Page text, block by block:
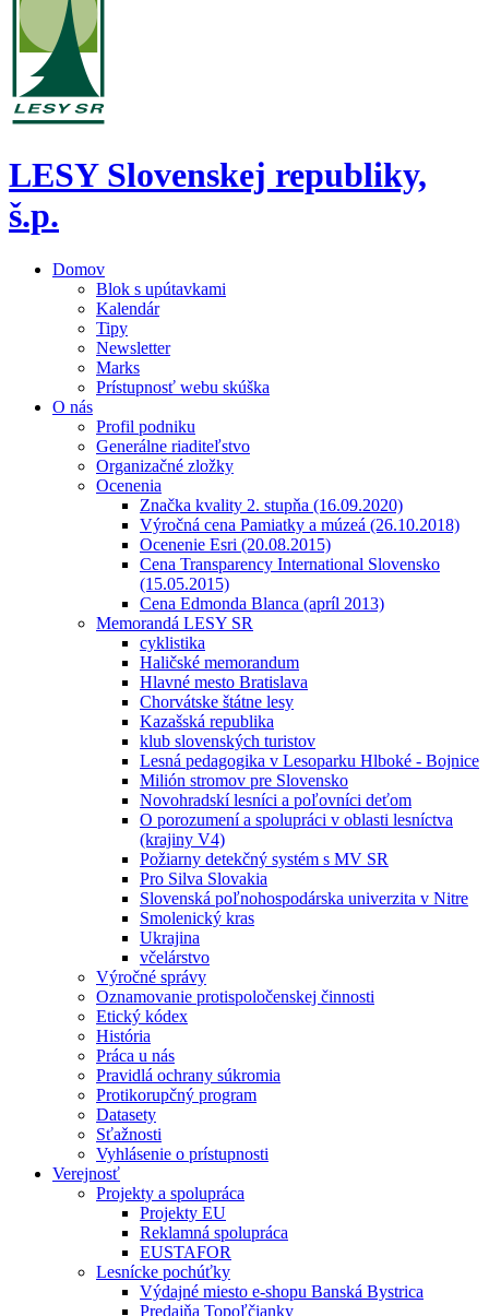
LESY Slovenskej republiky,
š.p.
Domov
Blok s upútavkami
Kalendár
Tipy
Newsletter
Marks
Prístupnosť webu skúška
O nás
Profil podniku
Generálne riaditeľstvo
Organizačné zložky
Ocenenia
Značka kvality 2. stupňa (16.09.2020)
Výročná cena Pamiatky a múzeá (26.10.2018)
Ocenenie Esri (20.08.2015)
Cena Transparency International Slovensko
(15.05.2015)
Cena Edmonda Blanca (apríl 2013)
Memorandá LESY SR
cyklistika
Haličské memorandum
Hlavné mesto Bratislava
Chorvátske štátne lesy
Kazašská republika
klub slovenských turistov
Lesná pedagogika v Lesoparku Hlboké - Bojnice
Milión stromov pre Slovensko
Novohradskí lesníci a poľovníci deťom
O porozumení a spolupráci v oblasti lesníctva
(krajiny V4)
Požiarny detekčný systém s MV SR
Pro Silva Slovakia
Slovenská poľnohospodárska univerzita v Nitre
Smolenický kras
Ukrajina
včelárstvo
Výročné správy
Oznamovanie protispoločenskej činnosti
Etický kódex
História
Práca u nás
Pravidlá ochrany súkromia
Protikorupčný program
Datasety
Sťažnosti
Vyhlásenie o prístupnosti
Verejnosť
Projekty a spolupráca
Projekty EU
Reklamná spolupráca
EUSTAFOR
Lesnícke pochúťky
Výdajné miesto e-shopu Banská Bystrica
Predajňa Topoľčianky